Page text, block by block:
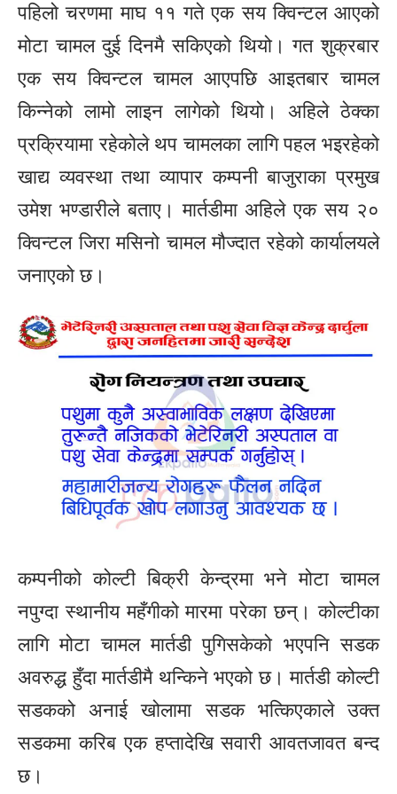
पहिलो चरणमा माघ ११ गते एक सय क्विन्टल आएको
मोटा चामल दुई दिनमै सकिएको थियो। गत शुक्रबार
एक सय क्विन्टल चामल आएपछि आइतबार चामल
किन्नेको लामो लाइन लागेको थियो। अहिले ठेक्का
प्रक्रियामा रहेकोले थप चामलका लागि पहल भइरहेको
खाद्य व्यवस्था तथा व्यापार कम्पनी बाजुराका प्रमुख
उमेश भण्डारीले बताए। मार्तडीमा अहिले एक सय २०
क्विन्टल जिरा मसिनो चामल मौज्दात रहेको कार्यालयले
जनाएको छ।
कम्पनीको कोल्टी बिक्री केन्द्रमा भने मोटा चामल
नपुग्दा स्थानीय महँगीको मारमा परेका छन्। कोल्टीका
लागि मोटा चामल मार्तडी पुगिसकेको भएपनि सडक
अवरुद्ध हुँदा मार्तडीमै थन्किने भएको छ। मार्तडी कोल्टी
सडकको अनाई खोलामा सडक भत्किएकाले उक्त
सडकमा करिब एक हप्तादेखि सवारी आवतजावत बन्द
छ।